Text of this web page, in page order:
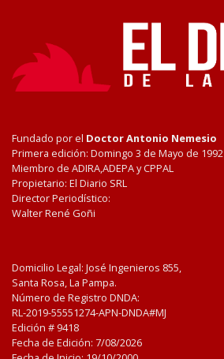
Fundado por el Doctor Antonio Nemesio
Primera edición: Domingo 3 de Mayo de 1992
Miembro de ADIRA,ADEPA y CPPAL
Propietario: El Diario SRL
Director Periodístico:
Walter René Goñi
Domicilio Legal: José Ingenieros 855,
Santa Rosa, La Pampa.
Número de Registro DNDA:
RL-2019-55551274-APN-DNDA#MJ
Edición # 9418
Fecha de Edición: 7/08/2026